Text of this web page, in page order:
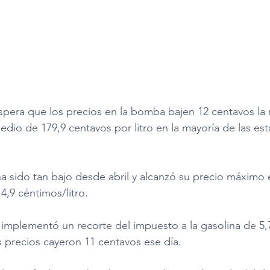
que los precios en la bomba bajen 12 centavos
de 179,9 centavos por litro en la mayoría de las
sido tan bajo desde abril y alcanzó su precio
céntimos/litro.
un recorte del impuesto a la gasolina de
cayeron 11 centavos ese día.